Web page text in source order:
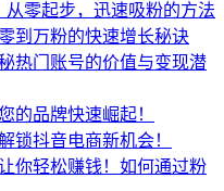
零起步，迅速吸粉的方法
到万粉的快速增长秘诀
热门账号的价值与变现潜
的品牌快速崛起！
锁抖音电商新机会！
你轻松赚钱！如何通过粉